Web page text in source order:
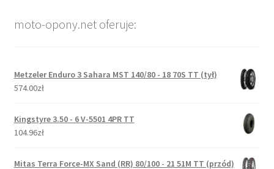
moto-opony.net oferuje:
Metzeler Enduro 3 Sahara MST 140/80 - 18 70S TT (tył)
574.00zł
Kingstyre 3.50 - 6 V-5501 4PR TT
104.96zł
Mitas Terra Force-MX Sand (RR) 80/100 - 21 51M TT (przód)